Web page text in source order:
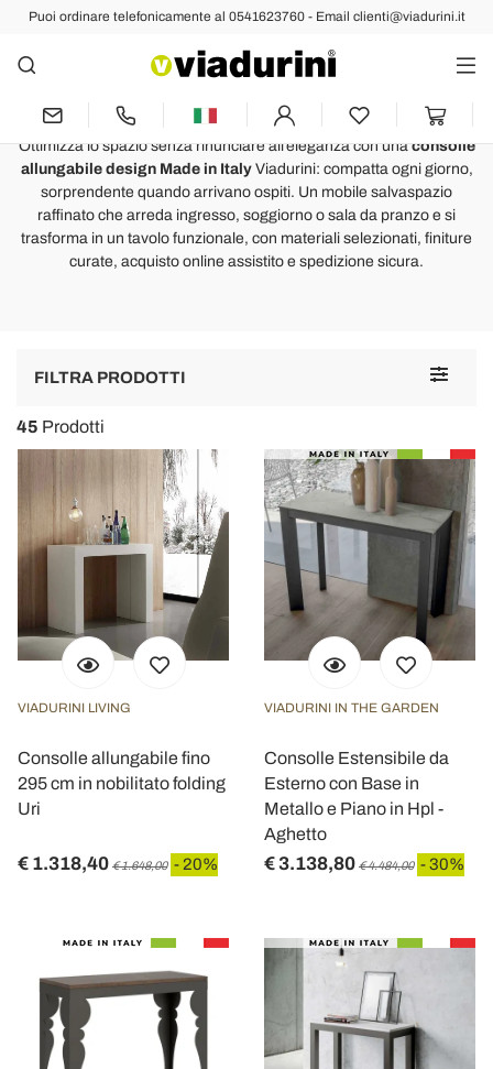
Puoi ordinare telefonicamente al 0541623760 - Email clienti@viadurini.it
Consolle allungabili che diventano
tavoli da pranzo
Ottimizza lo spazio senza rinunciare all’eleganza con unaconsolle
allungabile design Made in ItalyViadurini: compatta ogni giorno,
sorprendente quando arrivano ospiti. Un mobile salvaspazio
raffinato che arreda ingresso, soggiorno o sala da pranzo e si
trasforma in un tavolo funzionale, con materiali selezionati, finiture
curate, acquisto online assistito e spedizione sicura.
Toggle
FILTRA PRODOTTI
45 Prodotti
VIADURINI LIVING
Consolle allungabile fino
295 cm in nobilitato folding
Uri
€ 1.318,40 € 1.648,00 - 20%
VIADURINI IN THE GARDEN
Consolle Estensibile da
Esterno con Base in
Metallo e Piano in Hpl -
Aghetto
€ 3.138,80 € 4.484,00 - 30%